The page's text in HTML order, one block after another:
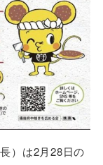
）は2月28日の